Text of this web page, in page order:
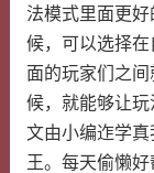
法模式里面更
候，可以选择
面的玩家们之
候，就能够让
文由小编迮学
王。每天偷懒